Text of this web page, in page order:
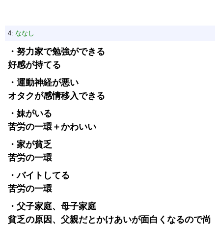
4: ななし
・努力家で勉強ができる
好感が持てる
・運動神経が悪い
オタクが感情移入できる
・妹がいる
苦労の一環＋かわいい
・家が貧乏
苦労の一環
・バイトしてる
苦労の一環
・父子家庭、母子家庭
貧乏の原因、父親だとかけあいが面白くなるので尚